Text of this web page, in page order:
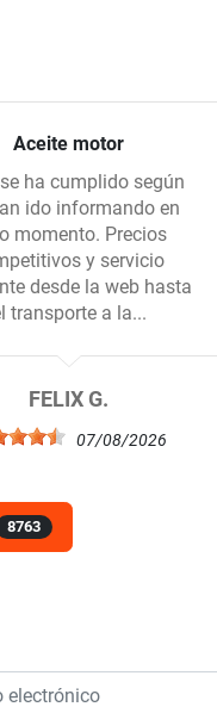
Aceite motor
ha cumplido según
ido informando en
momento. Precios
y servicio
desde la web hasta
transporte a la...
FELIX G.
07/08/2026
8763